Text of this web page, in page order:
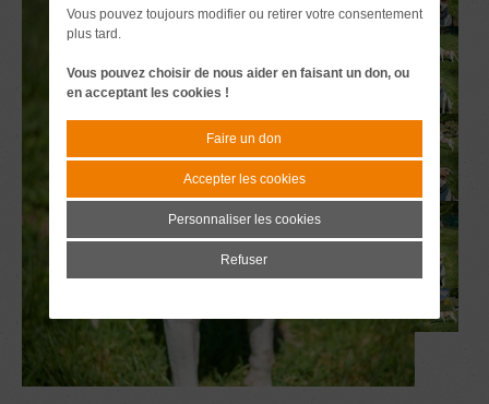
Vous pouvez toujours modifier ou retirer votre consentement
plus tard.
Vous pouvez choisir de nous aider en faisant un don, ou
en acceptant les cookies !
Faire un don
Accepter les cookies
Personnaliser les cookies
Refuser